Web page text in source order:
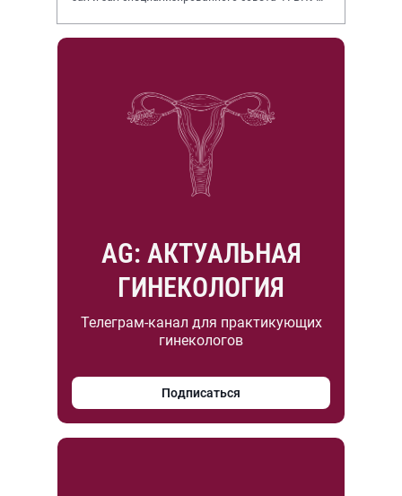
AG: АКТУАЛЬНАЯ
ГИНЕКОЛОГИЯ
Телеграм-канал для практикующих
гинекологов
Подписаться